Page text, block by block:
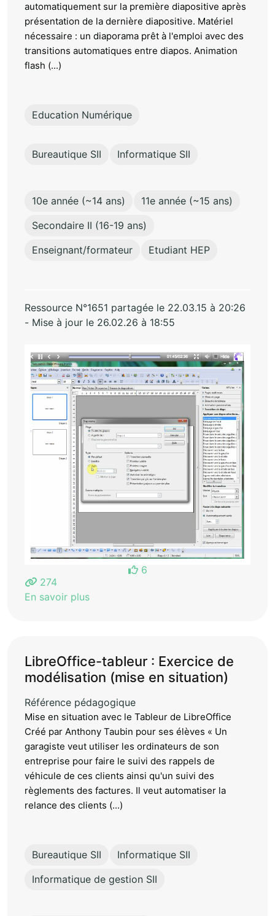
automatiquement sur la première diapositive après
présentation de la dernière diapositive. Matériel
nécessaire : un diaporama prêt à l'emploi avec des
transitions automatiques entre diapos. Animation
flash (...)
Education Numérique
Bureautique SII Informatique SII
10e année (~14 ans)
11e année (~15 ans)
Secondaire II (16-19 ans)
Enseignant/formateur
Etudiant HEP
Ressource N°1651 partagée le 22.03.15 à 20:26
- Mise à jour le 26.02.26 à 18:55
6
274
En savoir plus
LibreOffice-tableur : Exercice de
modélisation (mise en situation)
Référence pédagogique
Mise en situation avec le Tableur de LibreOffice
Créé par Anthony Taubin pour ses élèves « Un
garagiste veut utiliser les ordinateurs de son
entreprise pour faire le suivi des rappels de
véhicule de ces clients ainsi qu'un suivi des
règlements des factures. Il veut automatiser la
relance des clients (...)
Bureautique SII
Informatique SII
Informatique de gestion SII